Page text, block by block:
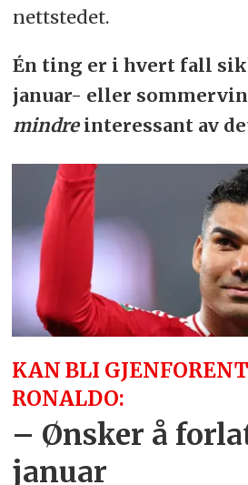
nettstedet.
Én ting er i hvert fall
januar- eller
mindreinteressant av
KAN BLI
RONALDO:
– Ønsker å
januar